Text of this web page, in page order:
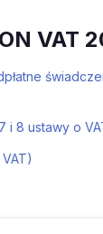
VAT
i 8 ustawy o